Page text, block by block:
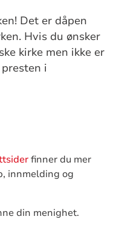
Det er dåpen
Hvis du ønsker
kirke men ikke er
i
finner du mer
innmelding og
din menighet.